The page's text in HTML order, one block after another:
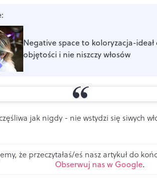
Negative space to koloryzacja-
objętości i nie niszczy włosów
jak nigdy - nie wstydzi się siwych
że przeczytałaś/eś nasz artykuł do
Obserwuj nas w Google.